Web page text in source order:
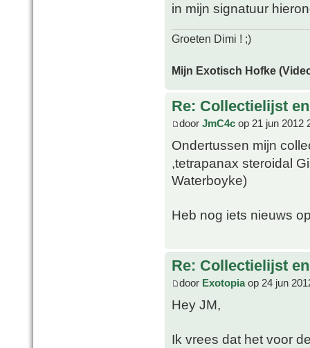
in mijn signatuur
Groeten Dimi ! ;)
Mijn Exotisch Hofke
Re: Collectielijst
door JmC4c op 21 jun 2012
Ondertussen mijn
,tetrapanax steroidal
Waterboyke)
Heb nog iets nieuws
Re: Collectielijst
door Exotopiaop 24 jun
Hey JM,
Ik vrees dat het voor